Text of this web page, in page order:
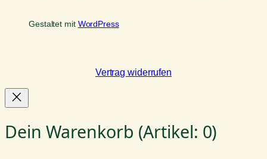
Gestaltet mit WordPress
Vertrag widerrufen
Dein Warenkorb (Artikel: 0)